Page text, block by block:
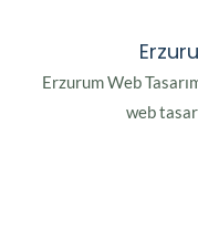
Erzurum Web
web